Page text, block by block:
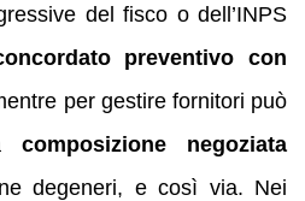
del fisco o dell’INPS
preventivo con
per gestire fornitori può
composizione negoziata
degeneri, e così via. Nei